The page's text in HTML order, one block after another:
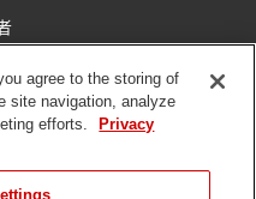
系
agree to the storing of
site navigation, analyze
efforts.
Privacy